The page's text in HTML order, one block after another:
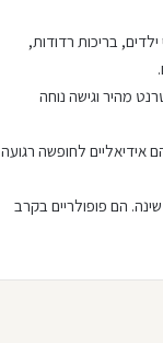
בריכות רדודות,
מהיר וגישה נוחה
אידיאליים לחופשה רגועה
הם פופולריים בקרב